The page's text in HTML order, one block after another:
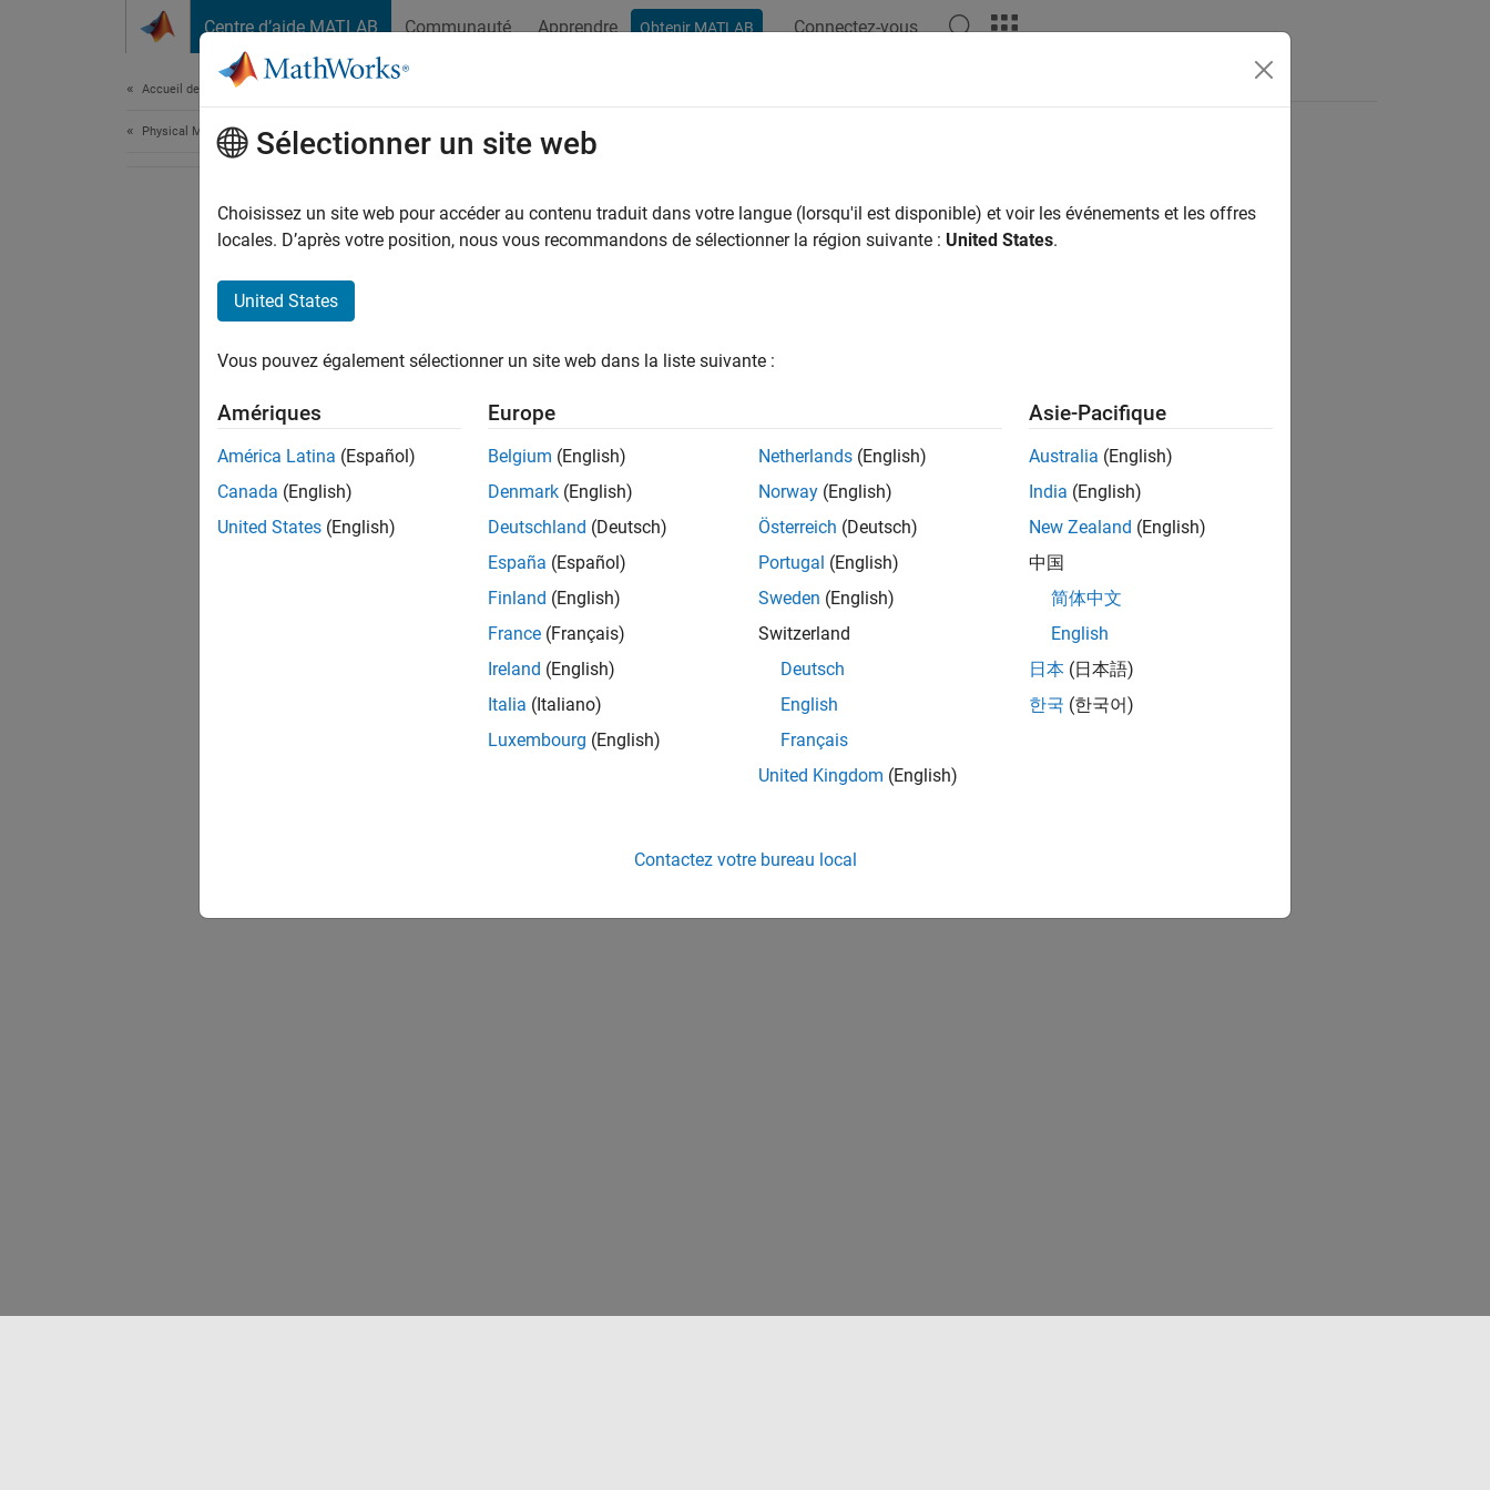
Centre d’aide MATLAB Communauté Apprendre Obtenir MATLAB Connectez-vous
Accueil de la documentation
Physical Modeling
How useful was this information?
Sélectionner un site web
Choisissez un site web pour accéder au contenu traduit dans votre langue (lorsqu'il est disponible) et voir les événements et les offres
locales. D’après votre position, nous vous recommandons de sélectionner la région suivante : United States.
United States
Vous pouvez également sélectionner un site web dans la liste suivante :
Amériques
América Latina (Español)
Canada (English)
United States (English)
Europe
Belgium (English)
Denmark (English)
Deutschland (Deutsch)
España (Español)
Finland (English)
France (Français)
Ireland (English)
Italia (Italiano)
Luxembourg (English)
Netherlands (English)
Norway (English)
Österreich (Deutsch)
Portugal (English)
Sweden (English)
Switzerland
Deutsch
English
Français
United Kingdom (English)
Asie-Pacifique
Australia (English)
India (English)
New Zealand (English)
中国
简体中文
English
日本 (日本語)
한국 (한국어)
Contactez votre bureau local